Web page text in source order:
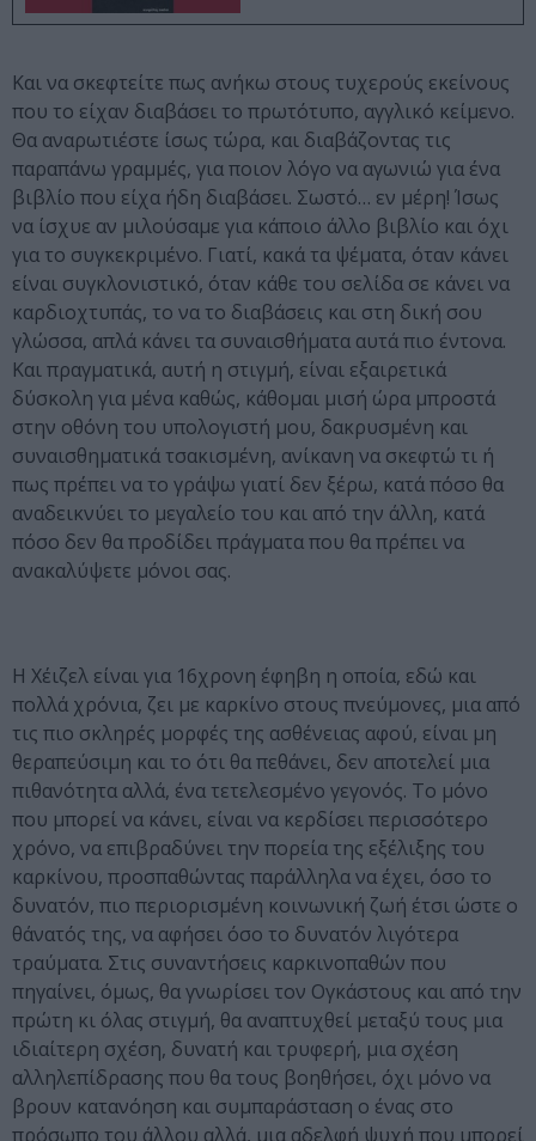
Και να σκεφτείτε πως ανήκω στους τυχερούς εκείνους
που το είχαν διαβάσει το πρωτότυπο, αγγλικό κείμενο.
Θα αναρωτιέστε ίσως τώρα, και διαβάζοντας τις
παραπάνω γραμμές, για ποιον λόγο να αγωνιώ για ένα
βιβλίο που είχα ήδη διαβάσει. Σωστό… εν μέρη! Ίσως
να ίσχυε αν μιλούσαμε για κάποιο άλλο βιβλίο και όχι
για το συγκεκριμένο. Γιατί, κακά τα ψέματα, όταν κάνει
είναι συγκλονιστικό, όταν κάθε του σελίδα σε κάνει να
καρδιοχτυπάς, το να το διαβάσεις και στη δική σου
γλώσσα, απλά κάνει τα συναισθήματα αυτά πιο έντονα.
Και πραγματικά, αυτή η στιγμή, είναι εξαιρετικά
δύσκολη για μένα καθώς, κάθομαι μισή ώρα μπροστά
στην οθόνη του υπολογιστή μου, δακρυσμένη και
συναισθηματικά τσακισμένη, ανίκανη να σκεφτώ τι ή
πως πρέπει να το γράψω γιατί δεν ξέρω, κατά πόσο θα
αναδεικνύει το μεγαλείο του και από την άλλη, κατά
πόσο δεν θα προδίδει πράγματα που θα πρέπει να
ανακαλύψετε μόνοι σας.
Η Χέιζελ είναι για 16χρονη έφηβη η οποία, εδώ και
πολλά χρόνια, ζει με καρκίνο στους πνεύμονες, μια από
τις πιο σκληρές μορφές της ασθένειας αφού, είναι μη
θεραπεύσιμη και το ότι θα πεθάνει, δεν αποτελεί μια
πιθανότητα αλλά, ένα τετελεσμένο γεγονός. Το μόνο
που μπορεί να κάνει, είναι να κερδίσει περισσότερο
χρόνο, να επιβραδύνει την πορεία της εξέλιξης του
καρκίνου, προσπαθώντας παράλληλα να έχει, όσο το
δυνατόν, πιο περιορισμένη κοινωνική ζωή έτσι ώστε ο
θάνατός της, να αφήσει όσο το δυνατόν λιγότερα
τραύματα. Στις συναντήσεις καρκινοπαθών που
πηγαίνει, όμως, θα γνωρίσει τον Ογκάστους και από την
πρώτη κι όλας στιγμή, θα αναπτυχθεί μεταξύ τους μια
ιδιαίτερη σχέση, δυνατή και τρυφερή, μια σχέση
αλληλεπίδρασης που θα τους βοηθήσει, όχι μόνο να
βρουν κατανόηση και συμπαράσταση ο ένας στο
πρόσωπο του άλλου αλλά, μια αδελφή ψυχή που μπορεί